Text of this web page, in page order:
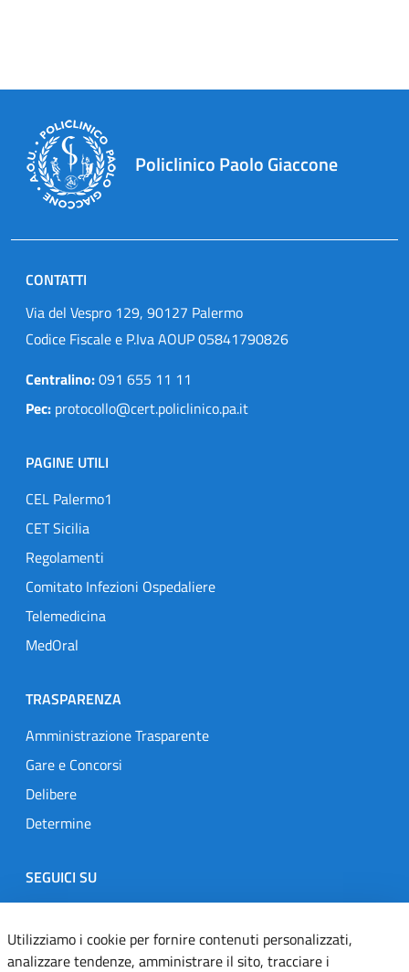
Policlinico Paolo Giaccone
CONTATTI
Via del Vespro 129, 90127 Palermo
Codice Fiscale e P.Iva AOUP 05841790826
Centralino:091 655 11 11
Pec: protocollo@cert.policlinico.pa.it
PAGINE UTILI
CEL Palermo1
CET Sicilia
Regolamenti
Comitato Infezioni Ospedaliere
Telemedicina
MedOral
TRASPARENZA
Amministrazione Trasparente
Gare e Concorsi
Delibere
Determine
SEGUICI SU
Designers Italia
TwitterInstagramYoutubeLinkedin
Utilizziamo i cookie per fornire contenuti personalizzati,
analizzare tendenze, amministrare il sito, tracciare i